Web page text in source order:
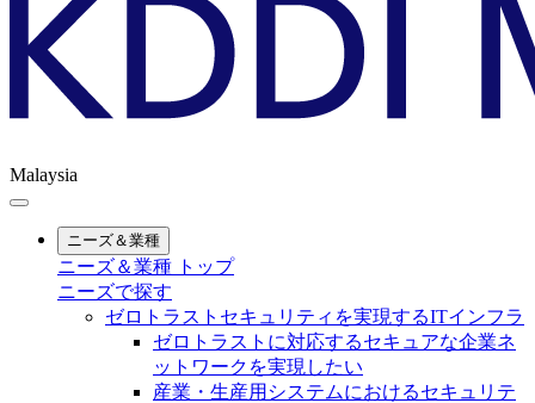
Malaysia
ニーズ＆業種
ニーズ＆業種 トップ
ニーズで探す
ゼロトラストセキュリティを実現するITインフラ
ゼロトラストに対応するセキュアな企業ネ
ットワークを実現したい
産業・生産用システムにおけるセキュリテ